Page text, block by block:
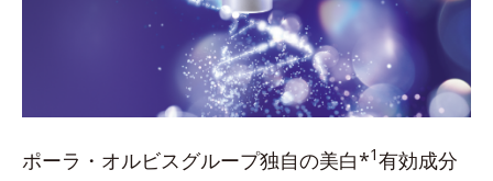
ポーラ・オルビスグループ独自の美白*1有効成分